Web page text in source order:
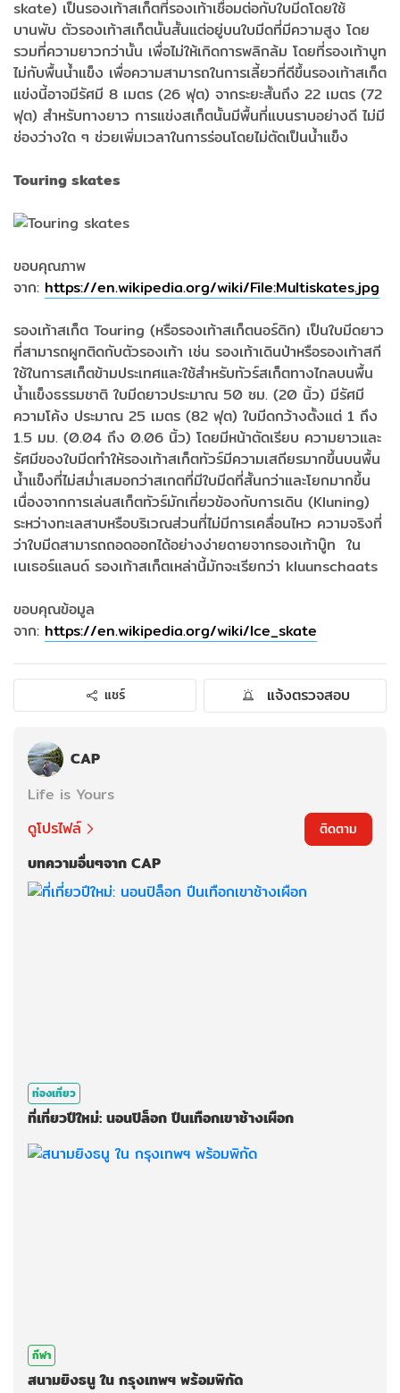
skate) เป็นรองเท้าสเก็ตที่รองเท้าเชื่อมต่อกับใบมีดโดยใช้
บานพับ ตัวรองเท้าสเก็ตนั้นสั้นแต่อยู่บนใบมีดที่มีความสูง โดย
รวมที่ความยาวกว่านั้น เพื่อไม่ให้เกิดการพลิกล้ม โดยที่รองเท้าบูท
ไม่กับพื้นน้ำแข็ง เพื่อความสามารถในการเลี้ยวที่ดีขึ้นรองเท้าสเก็ต
แข่งนี้อาจมีรัศมี 8 เมตร (26 ฟุต) จากระยะสั้นถึง 22 เมตร (72
ฟุต) สำหรับทางยาว การแข่งสเก็ตนั้นมีพื้นที่แบนราบอย่างดี ไม่มี
ช่องว่างใด ๆ ช่วยเพิ่มเวลาในการร่อนโดยไม่ตัดเป็นน้ำแข็ง
Touring skates
ขอบคุณภาพ
จาก: https://en.wikipedia.org/wiki/File:Multiskates.jpg
รองเท้าสเก็ต Touring (หรือรองเท้าสเก็ตนอร์ดิก) เป็นใบมีดยาว
ที่สามารถผูกติดกับตัวรองเท้า เช่น รองเท้าเดินป่าหรือรองเท้าสกี
ใช้ในการสเก็ตข้ามประเทศและใช้สำหรับทัวร์สเก็ตทางไกลบนพื้น
น้ำแข็งธรรมชาติ ใบมีดยาวประมาณ 50 ซม. (20 นิ้ว) มีรัศมี
ความโค้ง ประมาณ 25 เมตร (82 ฟุต) ใบมีดกว้างตั้งแต่ 1 ถึง
1.5 มม. (0.04 ถึง 0.06 นิ้ว) โดยมีหน้าตัดเรียบ ความยาวและ
รัศมีของใบมีดทำให้รองเท้าสเก็ตทัวร์มีความเสถียรมากขึ้นบนพื้น
น้ำแข็งที่ไม่สม่ำเสมอกว่าสเกตที่มีใบมีดที่สั้นกว่าและโยกมากขึ้น
เนื่องจากการเล่นสเก็ตทัวร์มักเกี่ยวข้องกับการเดิน (Kluning)
ระหว่างทะเลสาบหรือบริเวณส่วนที่ไม่มีการเคลื่อนไหว ความจริงที่
ว่าใบมีดสามารถถอดออกได้อย่างง่ายดายจากรองเท้าบู๊ท ใน
เนเธอร์แลนด์ รองเท้าสเก็ตเหล่านี้มักจะเรียกว่า kluunschaats
ขอบคุณข้อมูล
จาก: https://en.wikipedia.org/wiki/Ice_skate
แชร์ แจ้งตรวจสอบ
CAP
Life is Yours
ดูโปรไฟล์
ติดตาม
บทความอื่นๆจาก CAP
ท่องเที่ยว
ที่เที่ยวปีใหม่: นอนปิล็อก ปีนเทือกเขาช้างเผือก
กีฬา
สนามยิงธนู ใน กรุงเทพฯ พร้อมพิกัด